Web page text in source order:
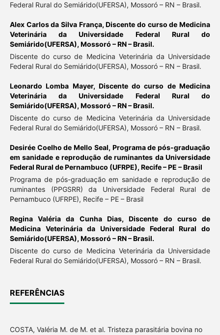
Federal Rural do Semiárido(UFERSA), Mossoró – RN – Brasil.
Alex Carlos da Silva França,Discente do curso de Medicina
Veterinária da Universidade Federal Rural do
Semiárido(UFERSA), Mossoró – RN – Brasil.
Discente do curso de Medicina Veterinária da Universidade
Federal Rural do Semiárido(UFERSA), Mossoró – RN – Brasil.
Leonardo Lomba Mayer, Discente do curso de Medicina
Veterinária da Universidade Federal Rural do
Semiárido(UFERSA), Mossoró – RN – Brasil.
Discente do curso de Medicina Veterinária da Universidade
Federal Rural do Semiárido(UFERSA), Mossoró – RN – Brasil.
Desirée Coelho de Mello Seal, Programa de pós-graduação
em sanidade e reprodução de ruminantes da Universidade
Federal Rural de Pernambuco (UFRPE), Recife – PE – Brasil
Programa de pós-graduação em sanidade e reprodução de
ruminantes (PPGSRR) da Universidade Federal Rural de
Pernambuco (UFRPE), Recife – PE – Brasil
Regina Valéria da Cunha Dias,Discente do curso de
Medicina Veterinária da Universidade Federal Rural do
Semiárido(UFERSA), Mossoró – RN – Brasil.
Discente do curso de Medicina Veterinária da Universidade
Federal Rural do Semiárido(UFERSA), Mossoró – RN – Brasil.
REFERÊNCIAS
COSTA, Valéria M. de M. et al. Tristeza parasitária bovina no